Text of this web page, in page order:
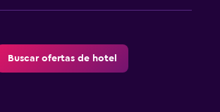
Buscar ofertas de hotel